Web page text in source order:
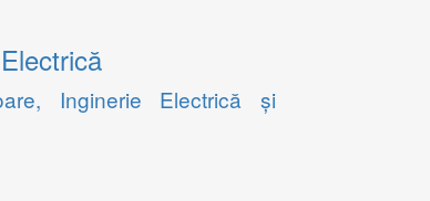
Inginerie Electrică și